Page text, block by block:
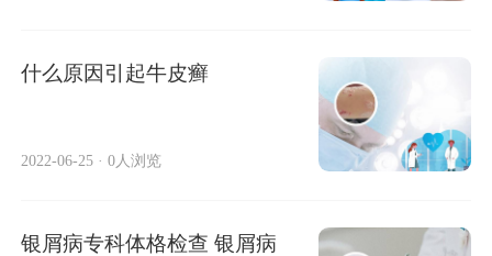
什么原因引起牛皮癣
2022-06-25 · 0人浏览
银屑病专科体格检查 银屑病